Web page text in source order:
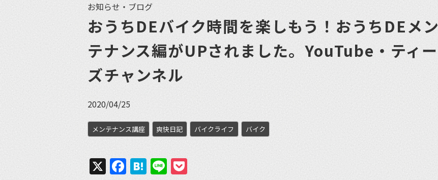
お知らせ・ブログ
おうちDEバイク時間を楽しもう！おうちDEメン
テナンス編がUPされました。YouTube・ティー
ズチャンネル
2020/04/25
メンテナンス講座 爽快日記 バイクライフ バイク
X Facebook
Hatena
Line